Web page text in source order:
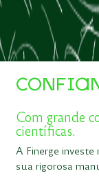
Com grande
científicas.
A Finerge
sua rigorosa